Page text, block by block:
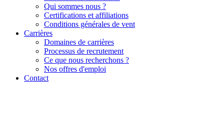
Qui sommes nous ?
Certifications et affiliations
Conditions générales de vent
Carrières
Domaines de carrières
Processus de recrutement
Ce que nous recherchons ?
Nos offres d'emploi
Contact